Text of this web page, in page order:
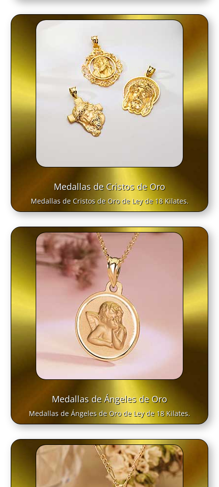
Medallas de Cristos de Oro
Medallas de Cristos de Oro de Ley de 18 Kilates.
Medallas de Ángeles de Oro
Medallas de Ángeles de Oro de Ley de 18 Kilates.